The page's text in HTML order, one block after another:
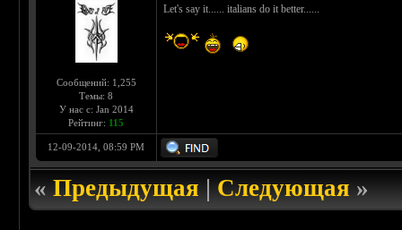
Сообщений: 1,255
Темы: 8
У нас с: Jan 2014
Рейтинг: 115
Let's say it...... italians do it better......
12-09-2014, 08:59 PM
«Предыдущая|Следующая»